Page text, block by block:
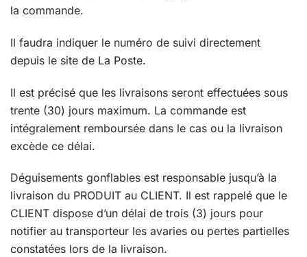
la commande.
Il faudra indiquer le numéro de suivi directement
depuis le site de La Poste.
Il est précisé que les livraisons seront effectuées sous
trente (30) jours maximum. La commande est
intégralement remboursée dans le cas ou la livraison
excède ce délai.
Déguisements gonflables est responsable jusqu’à la
livraison du PRODUIT au CLIENT. Il est rappelé que le
CLIENT dispose d’un délai de trois (3) jours pour
notifier au transporteur les avaries ou pertes partielles
constatées lors de la livraison.